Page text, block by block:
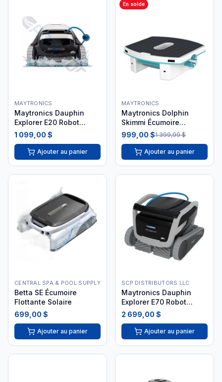
MAYTRONICS
Maytronics Dauphin
Explorer E20 Robot
Nettoyeur Piscine
1 099,00 $
Ajouter au panier
En solde
MAYTRONICS
Maytronics Dolphin
Skimmi Écumoire
Flottante Solaire
9997001
999,00 $1 399,99 $
Ajouter au panier
CENTRAL SPA & POOL SUPPLY
Betta SE Écumoire
Flottante Solaire
699,00 $
Ajouter au panier
SCP DISTRIBUTORS LLC
Maytronics Dauphin
Explorer E70 Robot
Nettoyeur
2 699,00 $
Ajouter au panier